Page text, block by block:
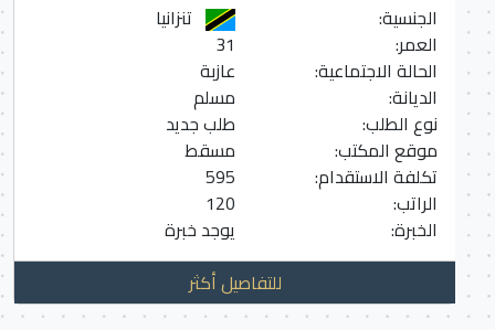
الجنسية:
تنزانيا
العمر:
الحالة الاجتماعية:
عازبة
الديانة:
مسلم
نوع الطلب:
طلب جديد
موقع المكتب:
مسقط
تكلفة الاستقدام:
595
الراتب:
120
الخبرة:
يوجد خبرة
للتفاصيل أكثر